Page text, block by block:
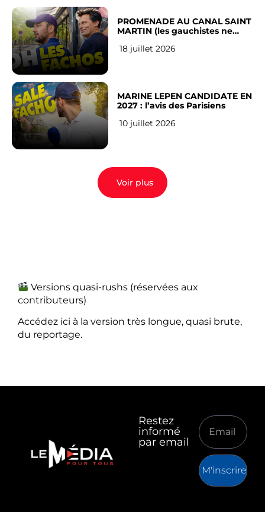
PROMENADE AU CANAL SAINT
MARTIN (les gauchistes ne
18 juillet 2026
MARINE LEPEN CANDIDATE EN
2027 : l’avis des Parisiens
10 juillet 2026
Voir plus
Versions quasi-rushs (réservées aux
contributeurs)
Accédez ici à la version très longue, quasi brute,
du reportage.
Restez
informé
par email
M'inscrire